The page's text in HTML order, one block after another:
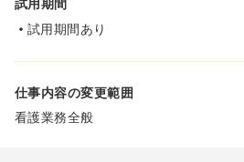
試用期間
試用期間あり
仕事内容の変更範囲
看護業務全般